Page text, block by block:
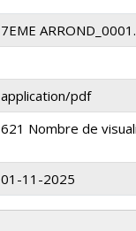
7EME
application/pdf
621 Nombre de
01-11-2025